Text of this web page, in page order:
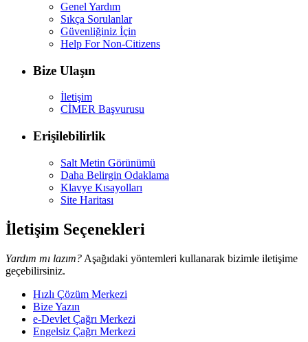
Genel Yardım
Sıkça Sorulanlar
Güvenliğiniz İçin
Help For Non-Citizens
Bize Ulaşın
İletişim
CİMER Başvurusu
Erişilebilirlik
Salt Metin Görünümü
Daha Belirgin Odaklama
Klavye Kısayolları
Site Haritası
İletişim Seçenekleri
Yardım mı lazım? Aşağıdaki yöntemleri kullanarak bizimle iletişime
geçebilirsiniz.
Hızlı Çözüm Merkezi
Bize Yazın
e-Devlet Çağrı Merkezi
Engelsiz Çağrı Merkezi